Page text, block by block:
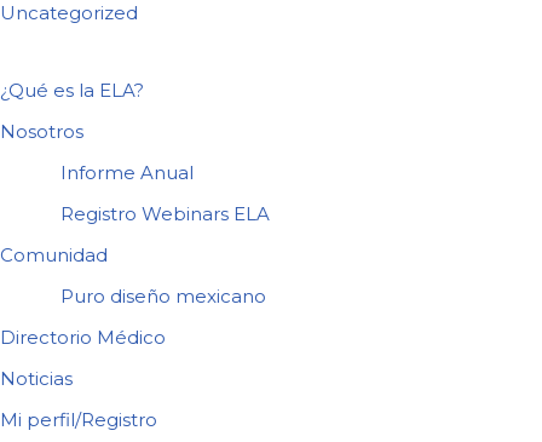
Uncategorized
¿Qué es la ELA?
Nosotros
Informe Anual
Registro Webinars ELA
Comunidad
Puro diseño mexicano
Directorio Médico
Noticias
Mi perfil/Registro